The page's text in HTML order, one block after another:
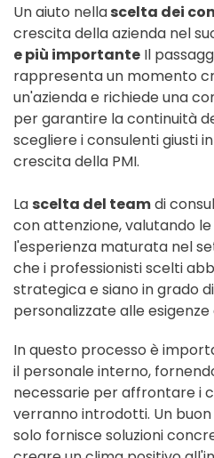
Un aiuto nellascelta dei
crescita della azienda nel
e più importante Il
rappresenta un momento
un'azienda e richiede una
per garantire la continuità
scegliere i consulenti giusti
crescita della PMI.
La scelta del teamdi
con attenzione, valutando
l'esperienza maturata nel
che i professionisti scelti
strategica e siano in grado
personalizzate alle esigenze
In questo processo è
il personale interno,
necessarie per affrontare i
verranno introdotti. Un
solo fornisce soluzioni